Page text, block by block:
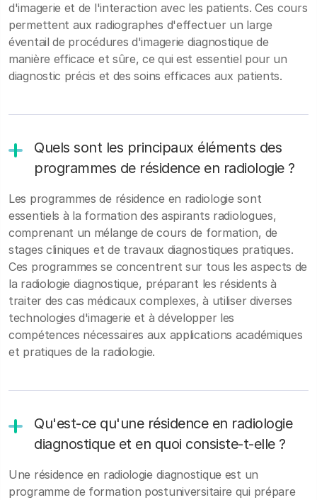
d'imagerie et de l'interaction avec les patients. Ces cours
permettent aux radiographes d'effectuer un large
éventail de procédures d'imagerie diagnostique de
manière efficace et sûre, ce qui est essentiel pour un
diagnostic précis et des soins efficaces aux patients.
Quels sont les principaux éléments des
programmes de résidence en radiologie ?
Les programmes de résidence en radiologie sont
essentiels à la formation des aspirants radiologues,
comprenant un mélange de cours de formation, de
stages cliniques et de travaux diagnostiques pratiques.
Ces programmes se concentrent sur tous les aspects de
la radiologie diagnostique, préparant les résidents à
traiter des cas médicaux complexes, à utiliser diverses
technologies d'imagerie et à développer les
compétences nécessaires aux applications académiques
et pratiques de la radiologie.
Qu'est-ce qu'une résidence en radiologie
diagnostique et en quoi consiste-t-elle ?
Une résidence en radiologie diagnostique est un
programme de formation postuniversitaire qui prépare